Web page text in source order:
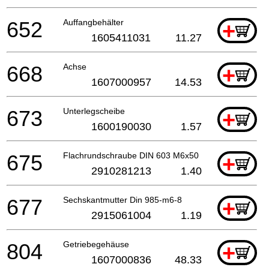
Auffangbehälter +
652 1605411031 11.27
Achse +
668 1607000957 14.53
Unterlegscheibe +
673 1600190030 1.57
Flachrundschraube DIN 603 M6x50 +
675 2910281213 1.40
Sechskantmutter Din 985-m6-8 +
677 2915061004 1.19
Getriebegehäuse +
804 1607000836 48.33